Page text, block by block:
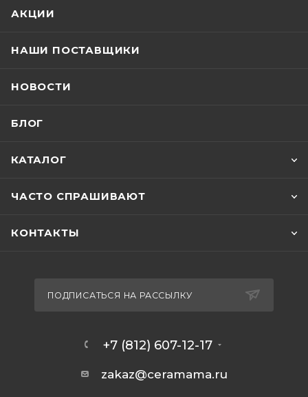
АКЦИИ
НАШИ ПОСТАВЩИКИ
НОВОСТИ
БЛОГ
КАТАЛОГ
ЧАСТО СПРАШИВАЮТ
КОНТАКТЫ
ПОДПИСАТЬСЯ НА РАССЫЛКУ
+7 (812) 607-12-17
zakaz@ceramama.ru